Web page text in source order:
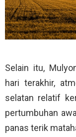
Selain itu,
hari terakhir,
selatan relatif
pertumbuhan
panas terik